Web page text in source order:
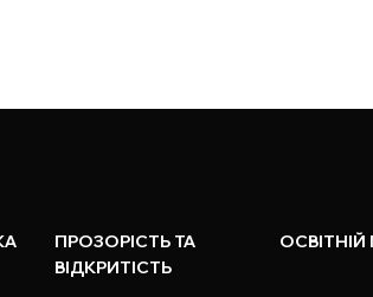
ПРОЗОРІСТЬ ТА
ВІДКРИТІСТЬ